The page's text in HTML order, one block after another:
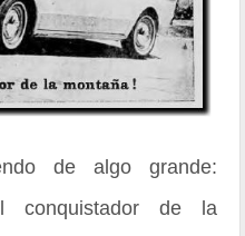
de algo grande:
conquistador de la